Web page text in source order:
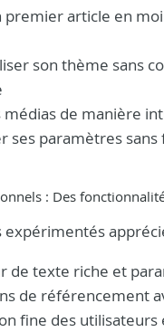
premier article en
son thème sans
médias de manière
ses paramètres
: Des
expérimentés
de texte riche et
de référencement
fine des utilisateurs